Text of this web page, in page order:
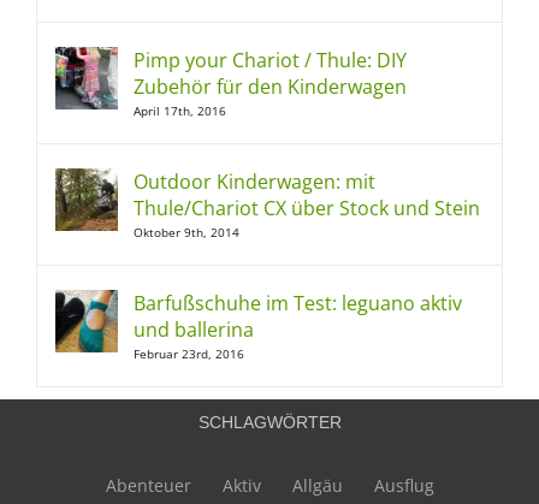
Pimp your Chariot / Thule: DIY
Zubehör für den Kinderwagen
April 17th, 2016
Outdoor Kinderwagen: mit
Thule/Chariot CX über Stock und Stein
Oktober 9th, 2014
Barfußschuhe im Test: leguano aktiv
und ballerina
Februar 23rd, 2016
SCHLAGWÖRTER
Abenteuer Aktiv Allgäu
Ausflug